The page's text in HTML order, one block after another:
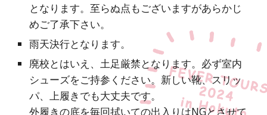
となります。至らぬ点もございますがあらかじ
めご了承下さい。
雨天決行となります。
廃校とはいえ、土足厳禁となります。必ず室内
シューズをご持参ください。新しい靴、スリッ
パ、上履きでも大丈夫です。
外履きの底を毎回拭いての出入りはNGとさせて